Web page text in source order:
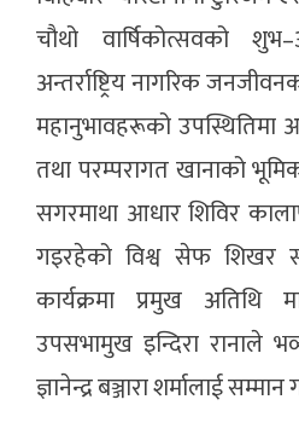
चौथो वार्षिकोत्सवको
अन्तर्राष्ट्रिय नागरिक
महानुभावहरूको उपस्थितिमा
तथा परम्परागत खानाको
सगरमाथा आधार शिविर
गइरहेको विश्व सेफ शिखर
कार्यक्रमा प्रमुख अतिथि
उपसभामुख इन्दिरा रानाले
ज्ञानेन्द्र बञ्जारा शर्मालाई